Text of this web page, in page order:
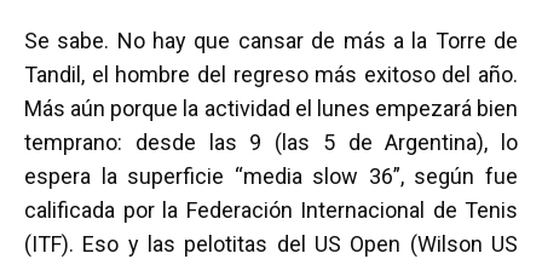
Se sabe. No hay que cansar de más a la Torre de
Tandil, el hombre del regreso más exitoso del año.
Más aún porque la actividad el lunes empezará bien
temprano: desde las 9 (las 5 de Argentina), lo
espera la superficie “media slow 36”, según fue
calificada por la Federación Internacional de Tenis
(ITF). Eso y las pelotitas del US Open (Wilson US